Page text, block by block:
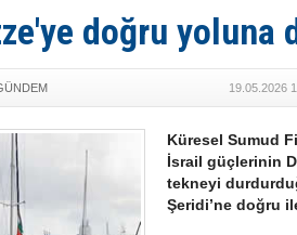
SES
doğru yoluna
19.05.2026
Küresel Sumud
İsrail güçlerinin
tekneyi
Şeridi’ne doğru